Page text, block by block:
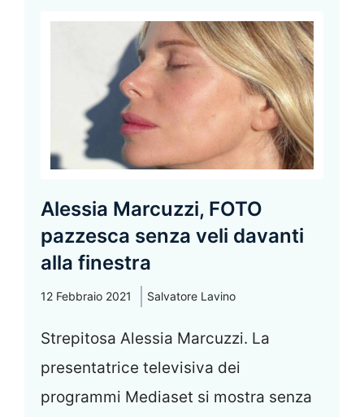
Alessia Marcuzzi, FOTO
pazzesca senza veli davanti
alla finestra
12 Febbraio 2021 Salvatore Lavino
Strepitosa Alessia Marcuzzi. La
presentatrice televisiva dei
programmi Mediaset si mostra senza